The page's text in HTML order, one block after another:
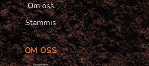
Om oss
Stammis
OM OSS